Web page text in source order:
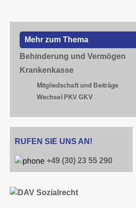
zum Thema
Behinderung und Vermögen
Krankenkasse
Mitgliedschaft und Beiträge
Wechsel PKV GKV
Rentenversicherung
Rentenversicherung und
Grundsicherungsgeld /
Grundsicherungsgeld Bürgergeld
und Erben
RUFEN SIE UNS AN!
+49 (30) 23 55 290